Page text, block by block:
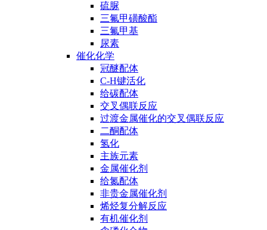
硫脲
三氟甲磺酸酯
三氟甲基
尿素
催化化学
冠醚配体
C-H键活化
给碳配体
交叉偶联反应
过渡金属催化的交叉偶联反应
二酮配体
氢化
主族元素
金属催化剂
给氮配体
非贵金属催化剂
烯烃复分解反应
有机催化剂